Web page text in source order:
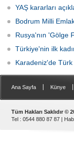
YAŞ kararları
Bodrum Milli
Rusya'nın 'Gölge
Türkiye'nin ilk
Karadeniz'de Türk
Ana Sayfa Künye
Tüm Hakları Saklıdır ©
Tel : 0544 880 87 87 |